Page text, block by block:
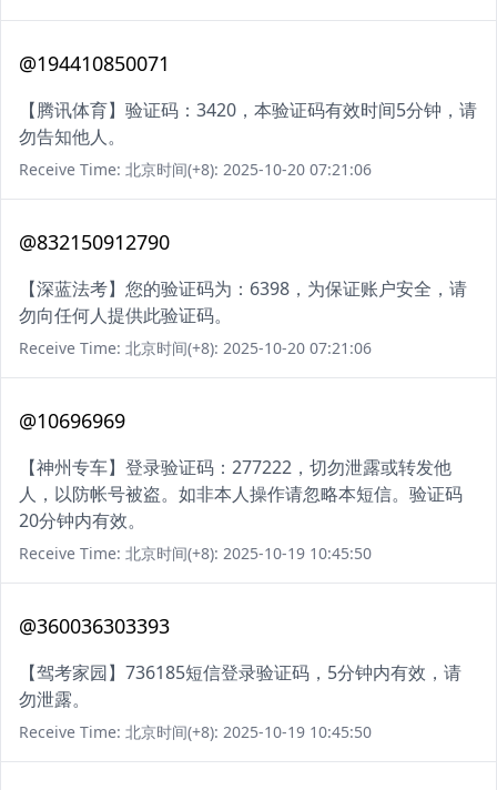
@194410850071
【腾讯体育】验证码：3420，本验证码有效时间5分钟，请
勿告知他人。
Receive Time: 北京时间(+8): 2025-10-20 07:21:06
@832150912790
【深蓝法考】您的验证码为：6398，为保证账户安全，请
勿向任何人提供此验证码。
Receive Time: 北京时间(+8): 2025-10-20 07:21:06
@10696969
【神州专车】登录验证码：277222，切勿泄露或转发他
人，以防帐号被盗。如非本人操作请忽略本短信。验证码
20分钟内有效。
Receive Time: 北京时间(+8): 2025-10-19 10:45:50
@360036303393
【驾考家园】736185短信登录验证码，5分钟内有效，请
勿泄露。
Receive Time: 北京时间(+8): 2025-10-19 10:45:50